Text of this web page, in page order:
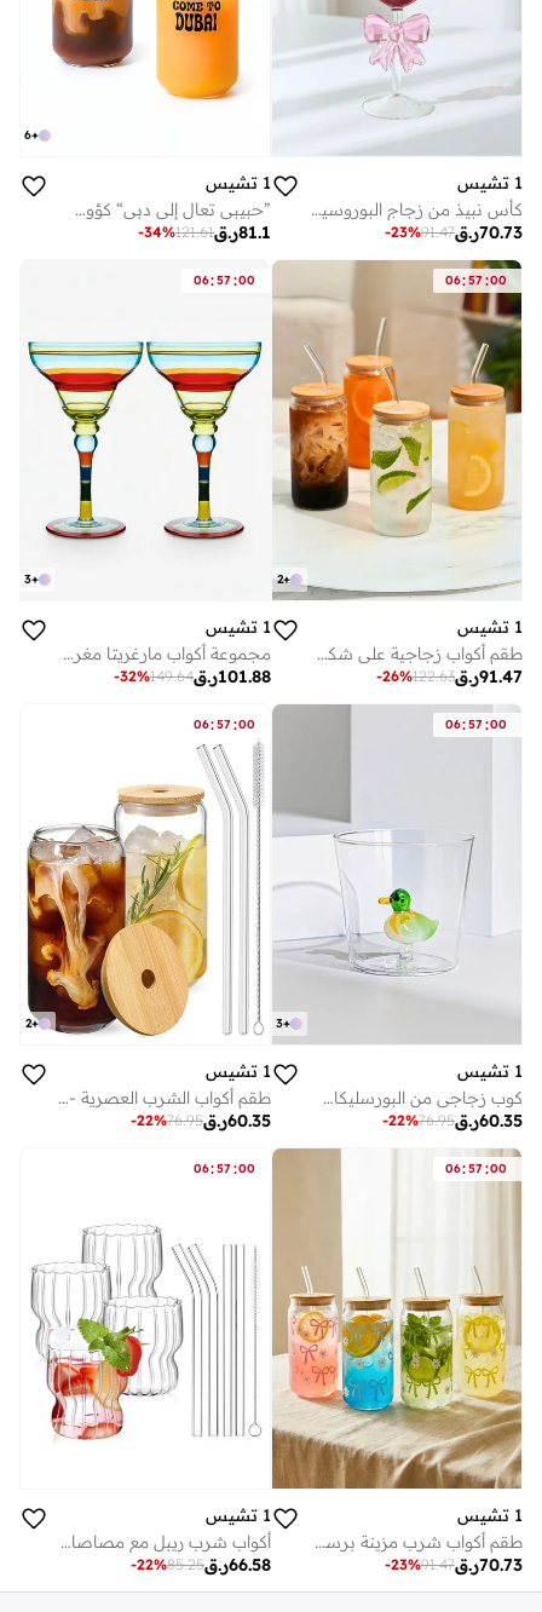
1 تشيس
كأس نبيذ من زجاج البوروسيليكات مع فيونكة وردية، سعة 350 مل، كأس نبيذ أنيق مزخرف، زجاج مقاوم للحرارة مناسب للنبيذ الأحمر والأبيض، للحفلات والهدايا (قطعة واحدة)
ر.ق70.73
91.47
-23%
+
6
1 تشيس
”حبيبي تعال إلى دبي“ كؤوس ”حبيبي تعال إلى دبي“ - طقم من 2، كؤوس على شكل علبة سعة 550 مللي مع أغطية من الخيزران وقشات زجاجية
ر.ق81.1
121.61
-34%
06:57 :00
+
2
1 تشيس
طقم أكواب زجاجية على شكل علبة من 4 أكواب - 550 ملليتر من زجاج البورسليكات مع أغطية وقش من الخيزران - طقم أكواب عصري للقهوة المثلجة والعصير والمزيد
ر.ق91.47
122.63
-26%
06:57 :00
+
3
1 تشيس
مجموعة أكواب مارغريتا مغربية مطلية يدويًا، سعة 270 مل، طقم من قطعتين، زجاج مزخرف مصنوع يدويًا بخطوط زرقاء، أكواب كوكتيل ومارغريتا فريدة لتزيين طاولة المطبخ
ر.ق101.88
149.64
-32%
06:57 :00
+
3
1 تشيس
كوب زجاجي من البورسليكات بتصميم بطة ثلاثية الأبعاد - ٣٠٠ مل | كوب حيواني لطيف للشاي والقهوة والهدايا - قطعة واحدة
ر.ق60.35
76.95
-22%
06:57 :00
+
2
1 تشيس
طقم أكواب الشرب العصرية - 2 × 550 مللي من أكواب البورسليكات البورسليكات مع أغطية من الخيزران وقشات زجاجية ومنظف قش - طقم أكواب صديقة للبيئة
ر.ق60.35
76.95
-22%
06:57 :00
1 تشيس
طقم أكواب شرب مزينة برسومات فيونكات، 4 قطع، سعة 450 مل، أكواب شرب بأغطية من الخيزران، شفاطات زجاجية، أكواب على شكل علبة بألوان الوردي والأزرق والأخضر والأصفر، تتضمن فرشاة تنظيف
ر.ق70.73
91.47
-23%
06:57 :00
1 تشيس
أكواب شرب ريبل مع مصاصات 320 مل (مجموعة من 4)
ر.ق66.58
85.25
-22%